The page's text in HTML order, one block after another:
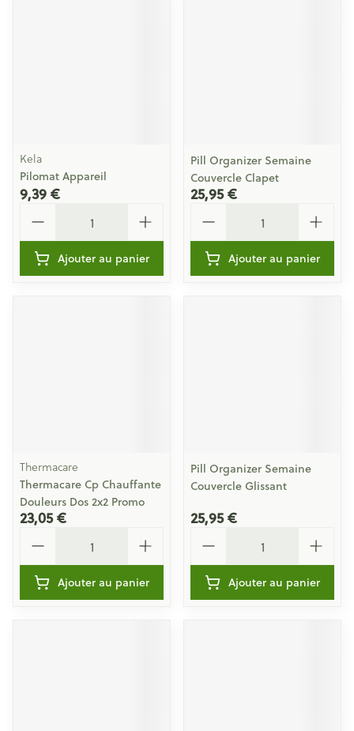
Kela
Pilomat Appareil
9,39 €
Ajouter au panier
Pill Organizer Semaine
Couvercle Clapet
25,95 €
Ajouter au panier
Thermacare
Thermacare Cp Chauffante
Douleurs Dos 2x2 Promo
23,05 €
Ajouter au panier
Pill Organizer Semaine
Couvercle Glissant
25,95 €
Ajouter au panier